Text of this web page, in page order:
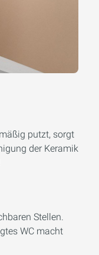
putzt, sorgt
der Keramik
Stellen.
WC macht